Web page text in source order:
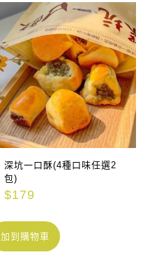
深坑一口酥(4種口味任選2
包)
$179
加到購物車